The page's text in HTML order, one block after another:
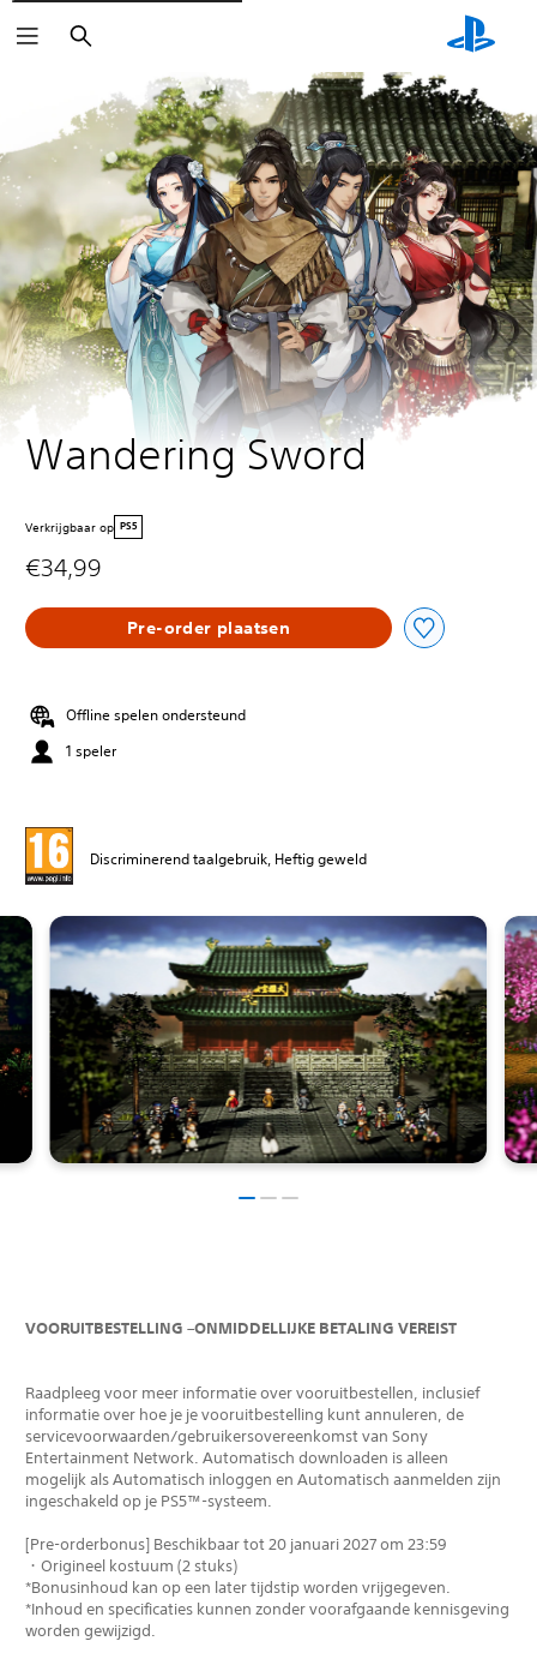
Zoeken
Wandering Sword
Verkrijgbaar op PS5
€34,99
Pre-order plaatsen
Offline spelen ondersteund
1 speler
Discriminerend taalgebruik, Heftig geweld
VOORUITBESTELLING –ONMIDDELLIJKE BETALING VEREIST
Raadpleeg voor meer informatie over vooruitbestellen, inclusief
informatie over hoe je je vooruitbestelling kunt annuleren, de
servicevoorwaarden/gebruikersovereenkomst van Sony
Entertainment Network. Automatisch downloaden is alleen
mogelijk als Automatisch inloggen en Automatisch aanmelden zijn
ingeschakeld op je PS5™-systeem.
[Pre-orderbonus] Beschikbaar tot 20 januari 2027 om 23:59
・Origineel kostuum (2 stuks)
*Bonusinhoud kan op een later tijdstip worden vrijgegeven.
*Inhoud en specificaties kunnen zonder voorafgaande kennisgeving
worden gewijzigd.